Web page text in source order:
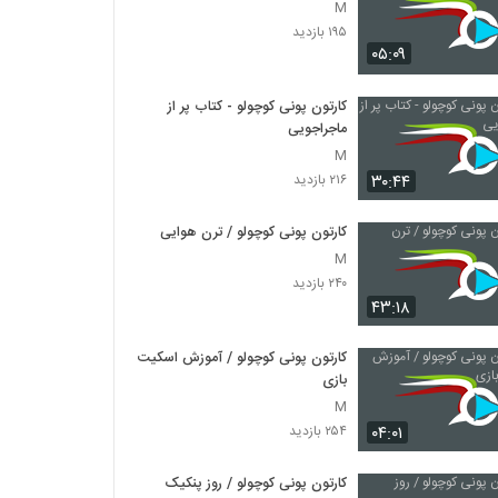
۰۵:۰۹
M
۱۹۵ بازدید
۳۰:۴۴
کارتون پونی کوچولو - کتاب پر از
ماجراجویی
M
۲۱۶ بازدید
۴۳:۱۸
کارتون پونی کوچولو / ترن هوایی
M
۲۴۰ بازدید
۰۴:۰۱
کارتون پونی کوچولو / آموزش اسکیت
بازی
M
۲۵۴ بازدید
کارتون پونی کوچولو / روز پنکیک